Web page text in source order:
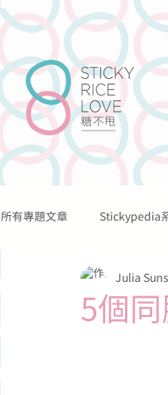
所有專題文章 Stickypedia
關於情愛的 關於溝通
5個
Julia